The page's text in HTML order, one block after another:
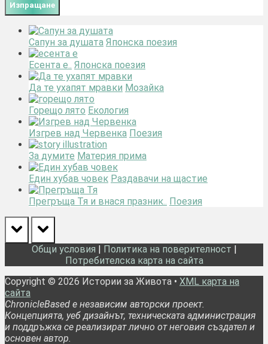
Сапун за душата Японска поезия
Есента е.. Японска поезия
Да те ухапят мравки Мозайка
Горещо лято Екология
Изгрев над Червенка Поезия
За думите Материя прима
Един хубав човек Раздавачи на щастие
Прегръща Тя и внася празник.. Поезия
prev next
Общи условия | Политика на поверителност |
Потребителска карта на сайта
Copyright © 2026 Истории за Живота • XML карта на
сайта
ChronicleBased е независим авторски проект.
Концепцията, уеб дизайнът, техническата администрация
и поддръжка се реализират лично от неговия създател и
основен автор.